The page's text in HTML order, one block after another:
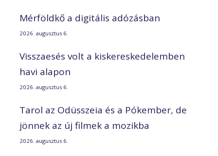
Mérföldkő a digitális adózásban
2026. augusztus 6.
Visszaesés volt a kiskereskedelemben
havi alapon
2026. augusztus 6.
Tarol az Odüsszeia és a Pókember, de
jönnek az új filmek a mozikba
2026. augusztus 6.